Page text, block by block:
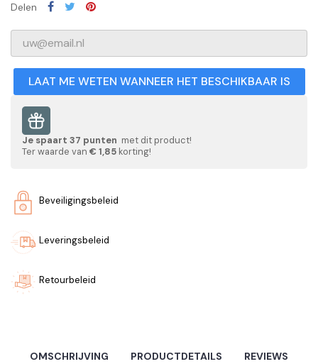
Delen
LAAT ME WETEN WANNEER HET BESCHIKBAAR IS
Je spaart 37 punten met dit product!
Ter waarde van € 1,85 korting!
Beveiligingsbeleid
Leveringsbeleid
Retourbeleid
OMSCHRIJVING PRODUCTDETAILS REVIEWS